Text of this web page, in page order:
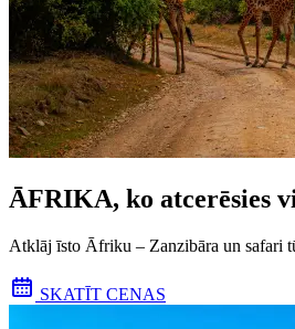
ĀFRIKA, ko atcerēsies
Atklāj īsto Āfriku – Zanzibāra un safari
SKATĪT CENAS